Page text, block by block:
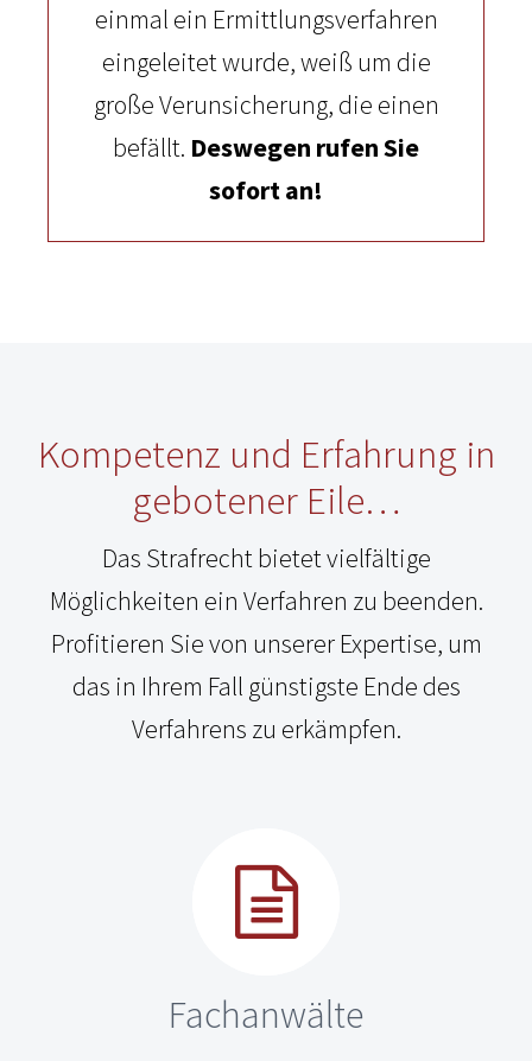
einmal ein Ermittlungsverfahren
eingeleitet wurde, weiß um die
große Verunsicherung, die einen
befällt. Deswegen rufen Sie
sofort an!
Kompetenz und Erfahrung in
gebotener Eile…
Das Strafrecht bietet vielfältige
Möglichkeiten ein Verfahren zu beenden.
Profitieren Sie von unserer Expertise, um
das in Ihrem Fall günstigste Ende des
Verfahrens zu erkämpfen.
Fachanwälte